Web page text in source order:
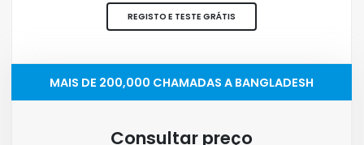
REGISTO E TESTE GRÁTIS
MAIS DE 200,000 CHAMADAS A BANGLADESH
Consultar preço